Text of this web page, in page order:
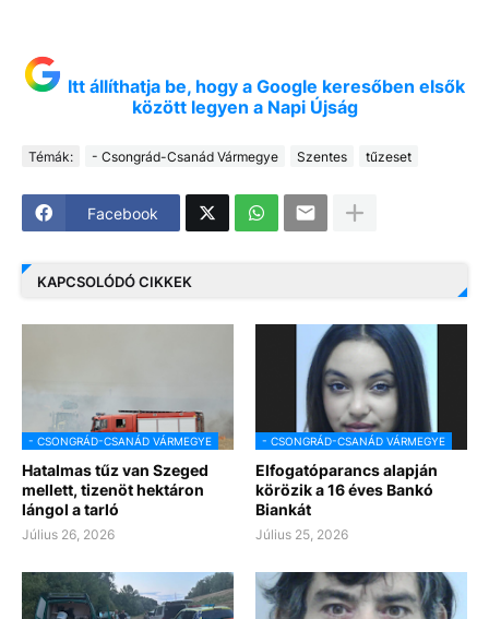
Itt állíthatja be, hogy a Google keresőben elsők
között legyen a Napi Újság
Témák: - Csongrád-Csanád Vármegye Szentes tűzeset
Facebook
KAPCSOLÓDÓ CIKKEK
- CSONGRÁD-CSANÁD VÁRMEGYE
Hatalmas tűz van Szeged
mellett, tizenöt hektáron
lángol a tarló
Július 26, 2026
- CSONGRÁD-CSANÁD VÁRMEGYE
Elfogatóparancs alapján
körözik a 16 éves Bankó
Biankát
Július 25, 2026